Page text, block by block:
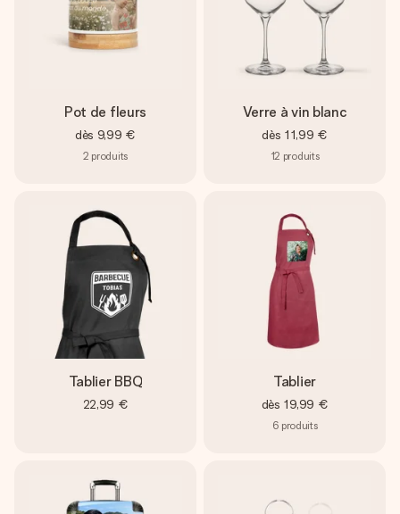
Pot de fleurs
dès 9,99 €
2 produits
Verre à vin blanc
dès 11,99 €
12 produits
Tablier BBQ
22,99 €
Tablier
dès 19,99 €
6 produits